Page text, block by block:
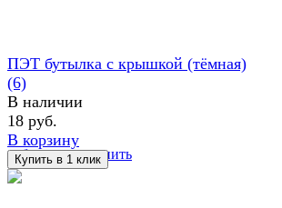
избранное сравнить
ПЭТ бутылка с крышкой (тёмная)
(6)
В наличии
18 руб.
В корзину